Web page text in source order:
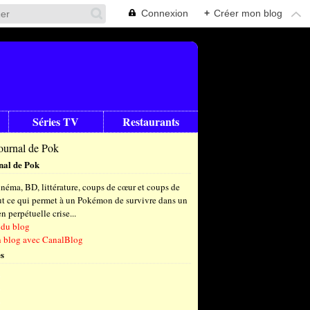
Connexion + Créer mon blog
Séries TV Restaurants
de Pok
BD, littérature, coups de cœur et coups de
ce qui permet à un Pokémon de survivre dans un
perpétuelle crise...
blog
blog avec CanalBlog